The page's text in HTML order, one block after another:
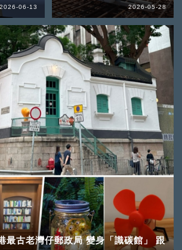
2026-06-13
最古老灣仔郵政局 變身「識碳館」 跟
2026-05-28